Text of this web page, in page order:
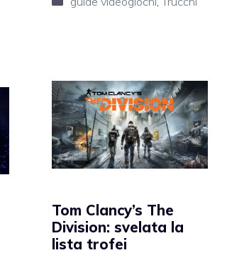
Tom Clancy’s The
Division: svelata la
lista trofei